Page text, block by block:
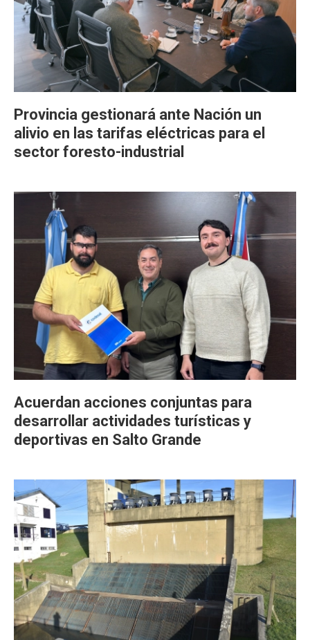
Provincia gestionará ante Nación un
alivio en las tarifas eléctricas para el
sector foresto-industrial
Acuerdan acciones conjuntas para
desarrollar actividades turísticas y
deportivas en Salto Grande